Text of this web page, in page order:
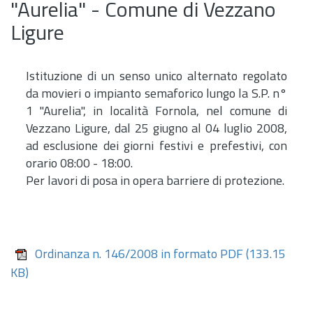
"Aurelia" - Comune di Vezzano
Ligure
Istituzione di un senso unico alternato regolato
da movieri o impianto semaforico lungo la S.P. n°
1 "Aurelia", in località Fornola, nel comune di
Vezzano Ligure, dal 25 giugno al 04 luglio 2008,
ad esclusione dei giorni festivi e prefestivi, con
orario 08:00 - 18:00.
Per lavori di posa in opera barriere di protezione.
Ordinanza n. 146/2008 in formato PDF (133.15
KB)